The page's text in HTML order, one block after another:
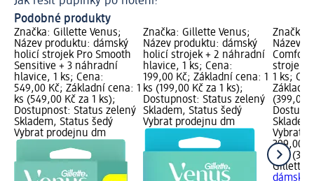
Podobné produkty
Značka: Gillette Venus;
Název produktu: dámský
holicí strojek Pro Smooth
Sensitive + 3 náhradní
hlavice, 1 ks; Cena:
549,00 Kč; Základní cena: 1
ks (549,00 Kč za 1 ks);
Dostupnost: Status zelený
Skladem, Status šedý
Vybrat prodejnu dm
Značka: Gillette Venus;
Název produktu: dámský
holicí strojek + 2 náhradní
hlavice, 1 ks; Cena:
199,00 Kč; Základní cena: 1
ks (199,00 Kč za 1 ks);
Dostupnost: Status zelený
Skladem, Status šedý
Vybrat prodejnu dm
Značka:
Název
strojek
1 ks;
Základní
(399,00
Vybrat
399,00
1 ks
Gillette
dámský